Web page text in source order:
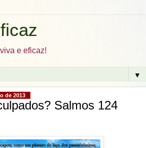
e eficaz!
▼
de 2013
Salmos 124